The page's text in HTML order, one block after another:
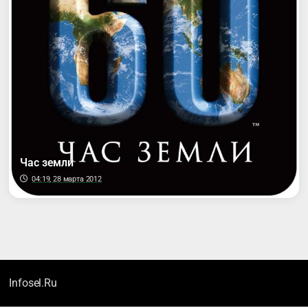
Час земли
04:19, 28 марта 2012
Infosel.Ru